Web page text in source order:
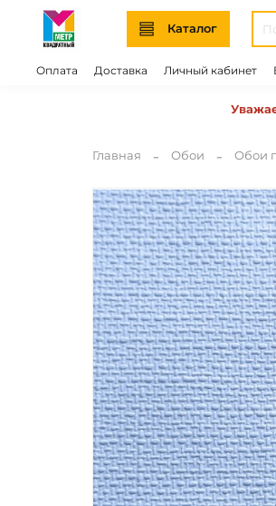
Каталог
Оплата Доставка Личный кабинет
Главная
Обои Обои